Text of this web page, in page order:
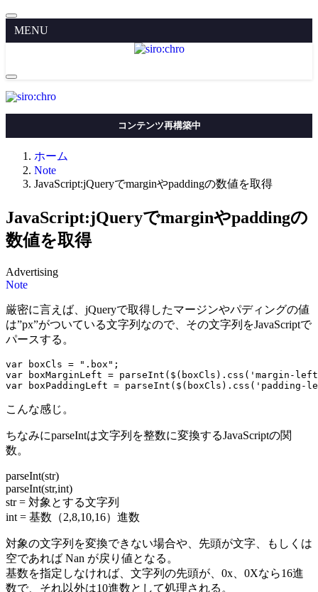
MENU
コンテンツ再構築中
ホーム
Note
JavaScript:jQueryでmarginやpaddingの数値を取得
JavaScript:jQueryでmarginやpaddingの
数値を取得
Advertising
Note
厳密に言えば、jQueryで取得したマージンやパディングの値
は”px”がついている文字列なので、その文字列をJavaScriptで
パースする。
var boxCls = ".box";
var boxMarginLeft = parseInt($(boxCls).css('margin-
こんな感じ。
ちなみにparseIntは文字列を整数に変換するJavaScriptの関
数。
parseInt(str)
parseInt(str,int)
str = 対象とする文字列
int = 基数（2,8,10,16）進数
対象の文字列を変換できない場合や、先頭が文字、もしくは
空であれば Nan が戻り値となる。
基数を指定しなければ、文字列の先頭が、0x、0Xなら16進
数で、それ以外は10進数として処理される。